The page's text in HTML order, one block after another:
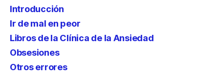
Introducción
Ir de mal en peor
Libros de la Clínica de la Ansiedad
Obsesiones
Otros errores